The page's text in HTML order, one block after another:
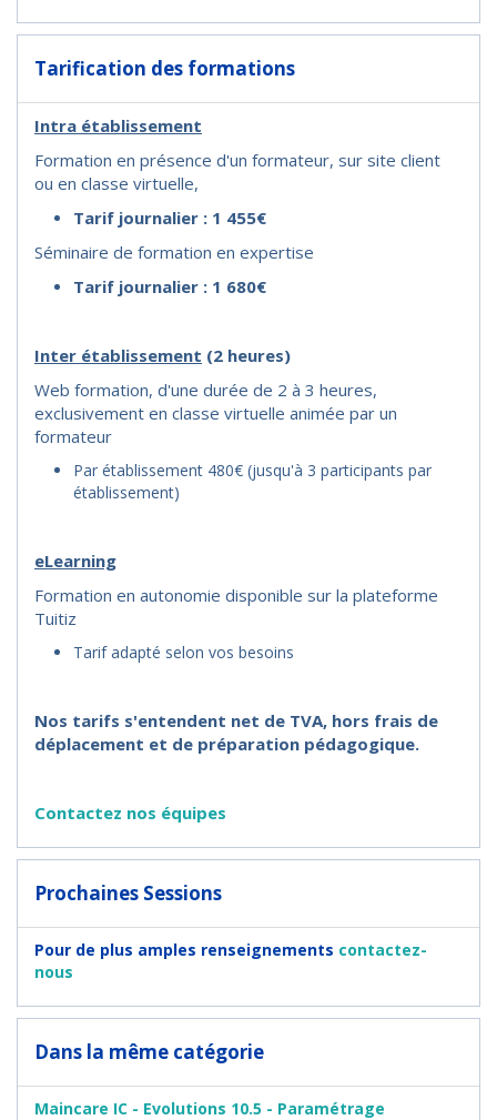
Tarification des formations
Intra établissement
Formation en présence d'un formateur, sur site client
ou en classe virtuelle,
Tarif journalier : 1 455€
Séminaire de formation en expertise
Tarif journalier : 1 680€
Inter établissement (2 heures)
Web formation, d'une durée de 2 à 3 heures,
exclusivement en classe virtuelle animée par un
formateur
Par établissement 480€ (jusqu'à 3 participants par
établissement)
eLearning
Formation en autonomie disponible sur la plateforme
Tuitiz
Tarif adapté selon vos besoins
Nos tarifs s'entendent net de TVA, hors frais de
déplacement et de préparation pédagogique.
Contactez nos équipes
Prochaines Sessions
Pour de plus amples renseignements contactez-
nous
Dans la même catégorie
Maincare IC - Evolutions 10.5 - Paramétrage